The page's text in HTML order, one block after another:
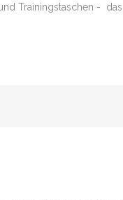
Trainingstaschen -